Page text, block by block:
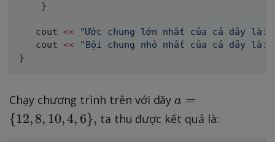
}
   cout
<<
"Ước chung lớn nhất của cả dãy là:
   cout
<<
"Bội chung nhỏ nhất của cả dãy là:
}
Chạy chương trình trên với dãya
=
a =
{12,8, 10,4, 6}, ta thu được kết quả là: